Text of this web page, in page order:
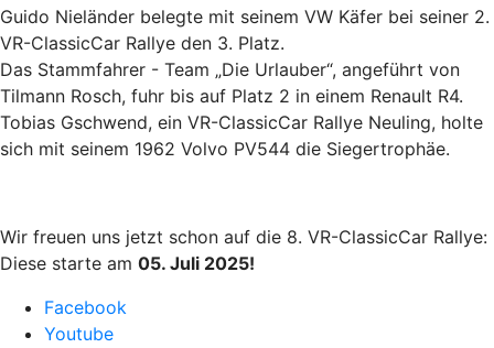
Guido Nieländer belegte mit seinem VW Käfer bei seiner 2.
VR-ClassicCar Rallye den 3. Platz.
Das Stammfahrer - Team „Die Urlauber“, angeführt von
Tilmann Rosch, fuhr bis auf Platz 2 in einem Renault R4.
Tobias Gschwend, ein VR-ClassicCar Rallye Neuling, holte
sich mit seinem 1962 Volvo PV544 die Siegertrophäe.
Wir freuen uns jetzt schon auf die 8. VR-ClassicCar Rallye:
Diese starte am 05. Juli 2025!
Facebook
Youtube